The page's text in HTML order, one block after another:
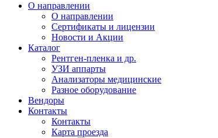
О направлении
О направлении
Сертификаты и лицензии
Новости и Акции
Каталог
Рентген-пленка и др.
УЗИ аппарты
Анализаторы медицинские
Разное оборудование
Вендоры
Контакты
Контакты
Карта проезда